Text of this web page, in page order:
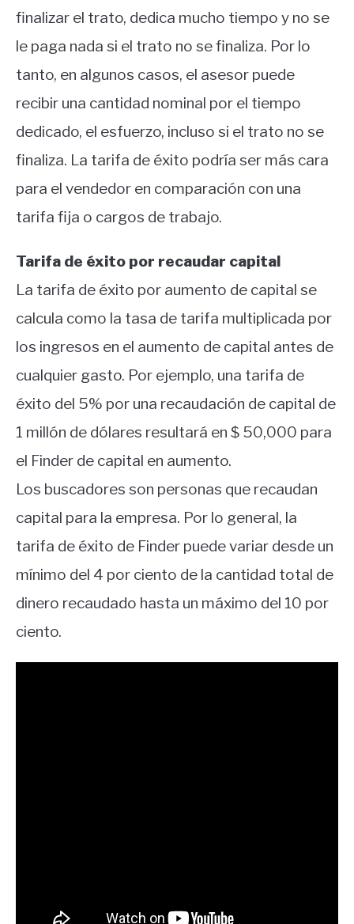
finalizar el trato, dedica mucho tiempo y no se
le paga nada si el trato no se finaliza. Por lo
tanto, en algunos casos, el asesor puede
recibir una cantidad nominal por el tiempo
dedicado, el esfuerzo, incluso si el trato no se
finaliza. La tarifa de éxito podría ser más cara
para el vendedor en comparación con una
tarifa fija o cargos de trabajo.
Tarifa de éxito por recaudar capital
La tarifa de éxito por aumento de capital se
calcula como la tasa de tarifa multiplicada por
los ingresos en el aumento de capital antes de
cualquier gasto. Por ejemplo, una tarifa de
éxito del 5% por una recaudación de capital de
1 millón de dólares resultará en $ 50,000 para
el Finder de capital en aumento.
Los buscadores son personas que recaudan
capital para la empresa. Por lo general, la
tarifa de éxito de Finder puede variar desde un
mínimo del 4 por ciento de la cantidad total de
dinero recaudado hasta un máximo del 10 por
ciento.